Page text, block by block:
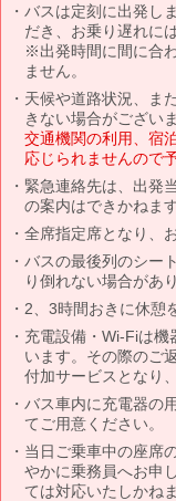
バスは定刻に出発し
だき、お乗り遅れに
※出発時間に間に合
ません。
天候や道路状況、ま
きない場合がございま
交通機関の利用、宿
応じられませんので
緊急連絡先は、出発
の案内はできかねます
全席指定席となり、
バスの最後列のシー
り倒れない場合があ
2、3時間おきに休憩
充電設備・Wi-Fiは機
います。その際のご
付加サービスとなり
バス車内に充電器の
てご用意ください。
当日ご乗車中の座席
やかに乗務員へお申
ては対応いたしかね